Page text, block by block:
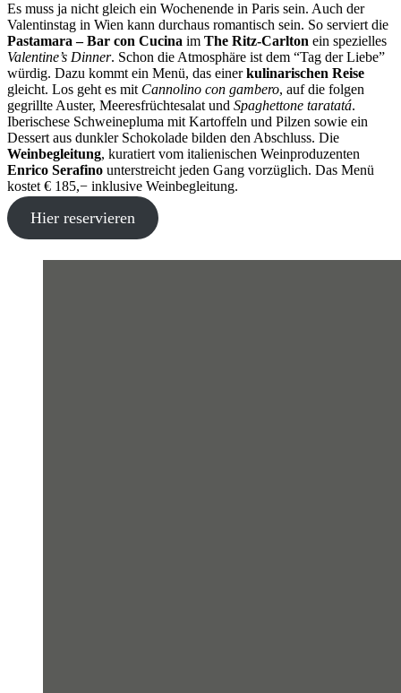
Es muss ja nicht gleich ein Wochenende in Paris sein. Auch der
Valentinstag in Wien kann durchaus romantisch sein. So serviert die
Pastamara – Bar con Cucina im The Ritz-Carlton ein spezielles
Valentine’s Dinner. Schon die Atmosphäre ist dem “Tag der Liebe”
würdig. Dazu kommt ein Menü, das einerkulinarischen Reise
gleicht. Los geht es mit Cannolino con gambero, auf die folgen
gegrillte Auster, Meeresfrüchtesalat und Spaghettone taratatá.
Iberischese Schweinepluma mit Kartoffeln und Pilzen sowie ein
Dessert aus dunkler Schokolade bilden den Abschluss. Die
Weinbegleitung, kuratiert vom italienischen Weinproduzenten
Enrico Serafino unterstreicht jeden Gang vorzüglich. Das Menü
kostet € 185,− inklusive Weinbegleitung.
Hier reservieren